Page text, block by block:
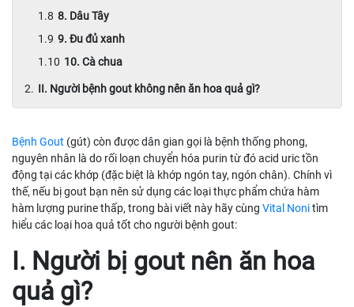
8. Dâu Tây
9. Đu đủ xanh
10. Cà chua
II. Người bệnh gout không nên ăn hoa quả gì?
Bệnh Gout (gút) còn được dân gian gọi là bệnh thống phong,
nguyên nhân là do rối loạn chuyển hóa purin từ đó acid uric tồn
động tại các khớp (đặc biệt là khớp ngón tay, ngón chân). Chính vì
thế, nếu bị gout bạn nên sử dụng các loại thực phẩm chứa hàm
hàm lượng purine thấp, trong bài viết này hãy cùng Vital Nonitìm
hiểu các loại hoa quả tốt cho người bệnh gout:
I. Người bị gout nên ăn hoa
quả gì?